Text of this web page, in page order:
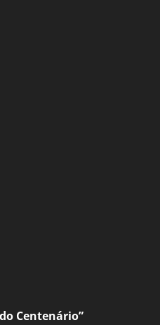
Centenário”